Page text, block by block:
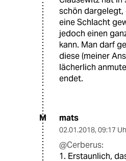
schön dargelegt,
eine Schlacht
jedoch einen
kann. Man darf
diese (meiner
lächerlich
endet.
M mats
02.01.2018, 09:17
@Cerberus:
1. Erstaunlich,